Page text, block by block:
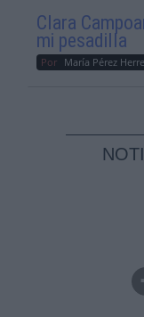
Clara
mi pesadilla
Por María Pérez